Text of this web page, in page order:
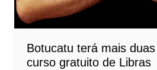
Botucatu terá mais
curso gratuito de Libras